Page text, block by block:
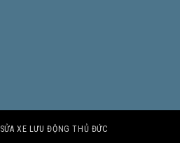
SỬA XE LƯU ĐỘNG THỦ ĐỨC